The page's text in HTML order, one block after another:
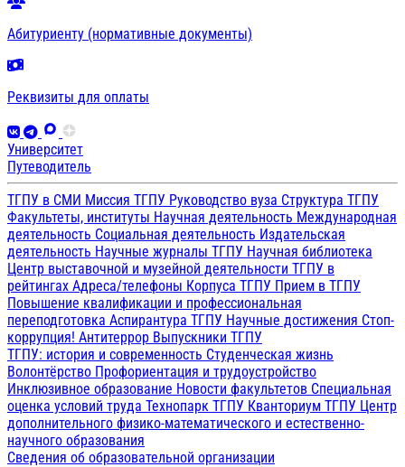
Абитуриенту (нормативные документы)
Реквизиты для оплаты
Университет
Путеводитель
ТГПУ в СМИ Миссия ТГПУ Руководство вуза Структура ТГПУ
Факультеты, институты Научная деятельность Международная
деятельность Социальная деятельность Издательская
деятельность Научные журналы ТГПУ Научная библиотека
Центр выставочной и музейной деятельности ТГПУ в
рейтингах Адреса/телефоны Корпуса ТГПУ Прием в ТГПУ
Повышение квалификации и профессиональная
переподготовка Аспирантура ТГПУ Научные достижения Стоп-
коррупция! Антитеррор Выпускники ТГПУ
ТГПУ: история и современность Студенческая жизнь
Волонтёрство Профориентация и трудоустройство
Инклюзивное образование Новости факультетов Специальная
оценка условий труда Технопарк ТГПУ Кванториум ТГПУ Центр
дополнительного физико-математического и естественно-
научного образования
Сведения об образовательной организации